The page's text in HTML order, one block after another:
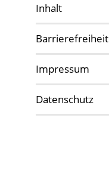
Inhalt
Barrierefreiheit
Impressum
Datenschutz